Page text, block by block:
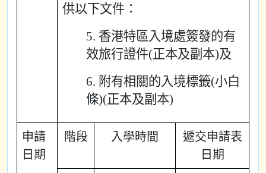
供以下文件：
5. 香港特區入境處簽發的有
效旅行證件(正本及副本)及
6. 附有相關的入境標籤(小白
條)(正本及副本)
申請
日期
階段 入學時間
遞交申請表
日期